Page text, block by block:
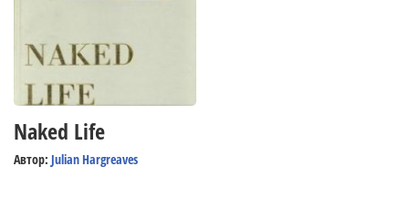
Naked Life
Автор: Julian Hargreaves